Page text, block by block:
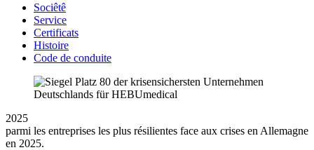
Sociêtê
Service
Certificats
Histoire
Code de conduite
2025
parmi les entreprises les plus résilientes face aux crises en Allemagne
en 2025.